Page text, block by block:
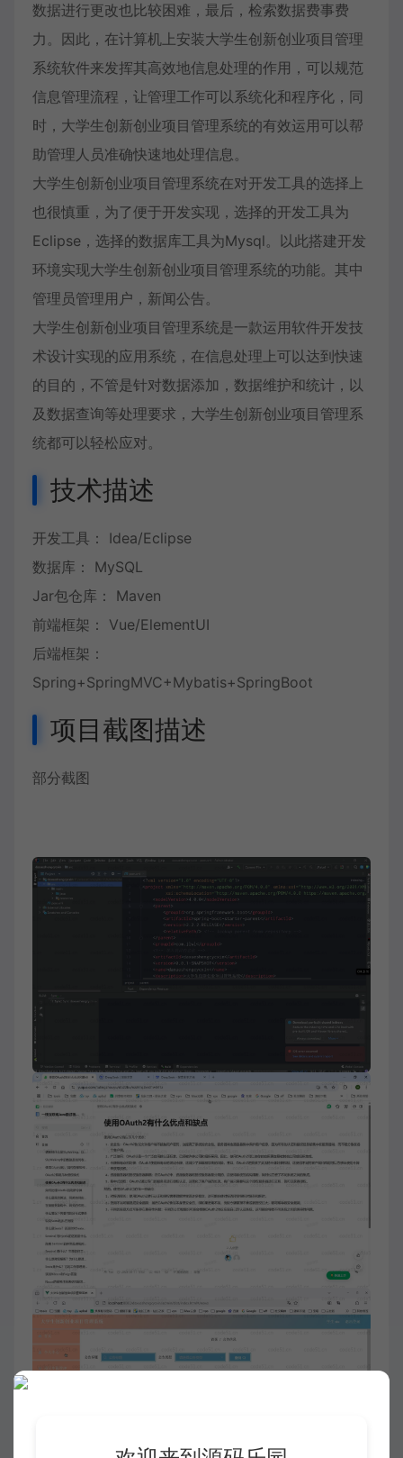
数据进行更改也比较困难，最后，检索数据费事费
力。因此，在计算机上安装大学生创新创业项目管理
系统软件来发挥其高效地信息处理的作用，可以规范
信息管理流程，让管理工作可以系统化和程序化，同
时，大学生创新创业项目管理系统的有效运用可以帮
助管理人员准确快速地处理信息。
大学生创新创业项目管理系统在对开发工具的选择上
也很慎重，为了便于开发实现，选择的开发工具为
Eclipse，选择的数据库工具为Mysql。以此搭建开发
环境实现大学生创新创业项目管理系统的功能。其中
管理员管理用户，新闻公告。
大学生创新创业项目管理系统是一款运用软件开发技
术设计实现的应用系统，在信息处理上可以达到快速
的目的，不管是针对数据添加，数据维护和统计，以
及数据查询等处理要求，大学生创新创业项目管理系
统都可以轻松应对。
技术描述
开发工具： Idea/Eclipse
数据库： MySQL
Jar包仓库： Maven
前端框架： Vue/ElementUI
后端框架：
Spring+SpringMVC+Mybatis+SpringBoot
项目截图描述
部分截图